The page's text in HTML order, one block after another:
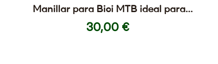
Manillar para Bici MTB ideal para
personalización de patinete
30,00 €